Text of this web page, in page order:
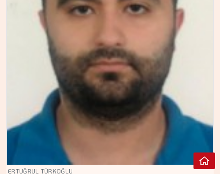
ERTUĞRUL TÜRKOĞLU